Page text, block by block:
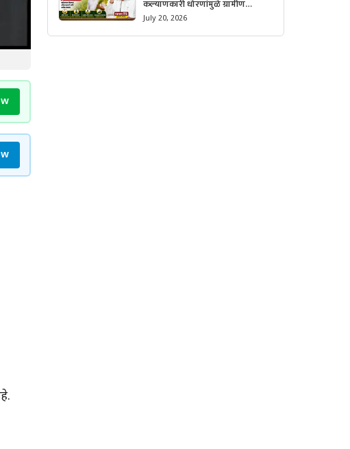
कल्याणकारी धोरणांमुळे ग्रामीण
अर्थव्यवस्थेला मिळणार मोठी गती.
July 20, 2026